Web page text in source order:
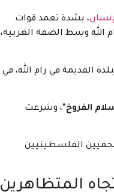
، بشدة تعمد قوات
الله وسط الضفة الغربية،
القديمة في رام الله، في
الفروخ“، وشرعت
الفلسطينيين
المتظاهرين